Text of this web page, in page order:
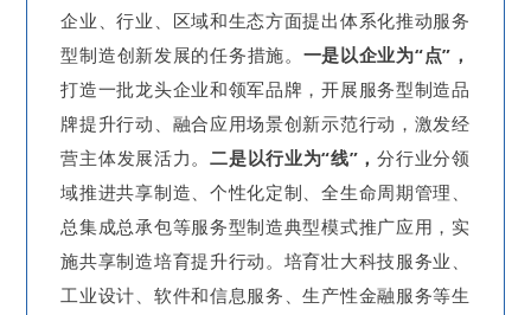
企业、行业、区域和生态方面提出体系化推动服务
型制造创新发展的任务措施。 一是以企业为“点”，
打造一批龙头企业和领军品牌，开展服务型制造品
牌提升行动、融合应用场景创新示范行动，激发经
营主体发展活力。二是以行业为“线”，分行业分领
域推进共享制造、个性化定制、全生命周期管理、
总集成总承包等服务型制造典型模式推广应用，实
施共享制造培育提升行动。培育壮大科技服务业、
工业设计、软件和信息服务、生产性金融服务等生